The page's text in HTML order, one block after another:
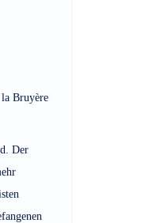
la Bruyère
Der